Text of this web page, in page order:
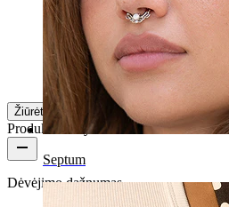
Septum
forma, tikrai nuostabus dvigubam
Justine Patikrintas pirkinys
Išversta su AI Rodyti originalą
Žiūrėti daugiau
Produkto kokybė
Dėvėjimo dažnumas